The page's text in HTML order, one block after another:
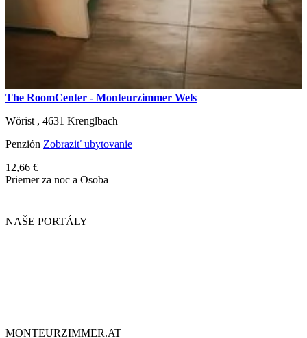
The RoomCenter - Monteurzimmer Wels
Wörist , 4631 Krenglbach
Penzión Zobraziť ubytovanie
12,66 €
Priemer za noc a Osoba
NAŠE PORTÁLY
MONTEURZIMMER.AT